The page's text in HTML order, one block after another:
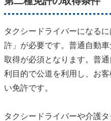
タクシードライバーになる
許」が必要です。普通自動
取得が必須となります。普
利目的で公道を利用し、お
い免許です。
タクシードライバーや介護